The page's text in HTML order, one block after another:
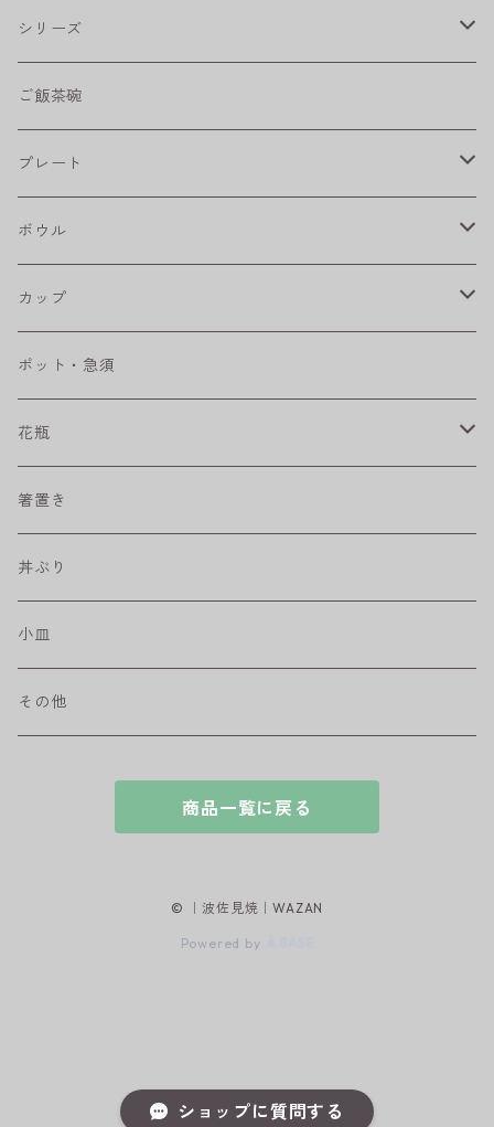
ショップに質問する
シリーズ
shabby chic style
フラワーパレード
八角シリーズ
RONDE
ベベルボウル
プリーツ
藍駒
ワビカップ
ハンディ小皿
和ミモザ
ご飯茶碗
プレート
楕円皿
丸皿
長皿
角皿
取皿
盛皿
カレー＆パスタ皿
ボウル
大鉢
中鉢
小鉢
カップ
カップ
マグカップ
フリーカップ
そば猪口
ポット・急須
花瓶
水差し
箸置き
丼ぶり
小皿
その他
商品一覧に戻る
© ｜波佐見焼｜WAZAN
Powered by